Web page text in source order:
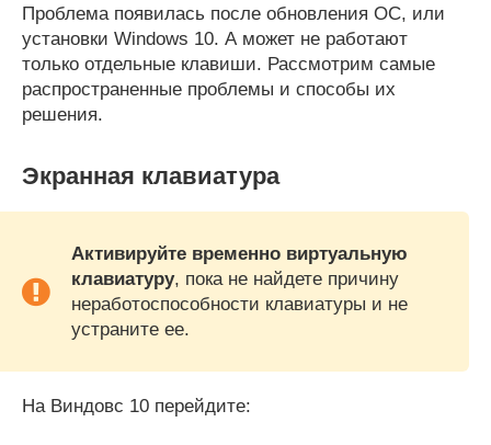
Проблема появилась после обновления ОС, или
установки Windows 10. А может не работают
только отдельные клавиши. Рассмотрим самые
распространенные проблемы и способы их
решения.
Экранная клавиатура
Активируйте временно виртуальную
клавиатуру, пока не найдете причину
неработоспособности клавиатуры и не
устраните ее.
На Виндовс 10 перейдите: